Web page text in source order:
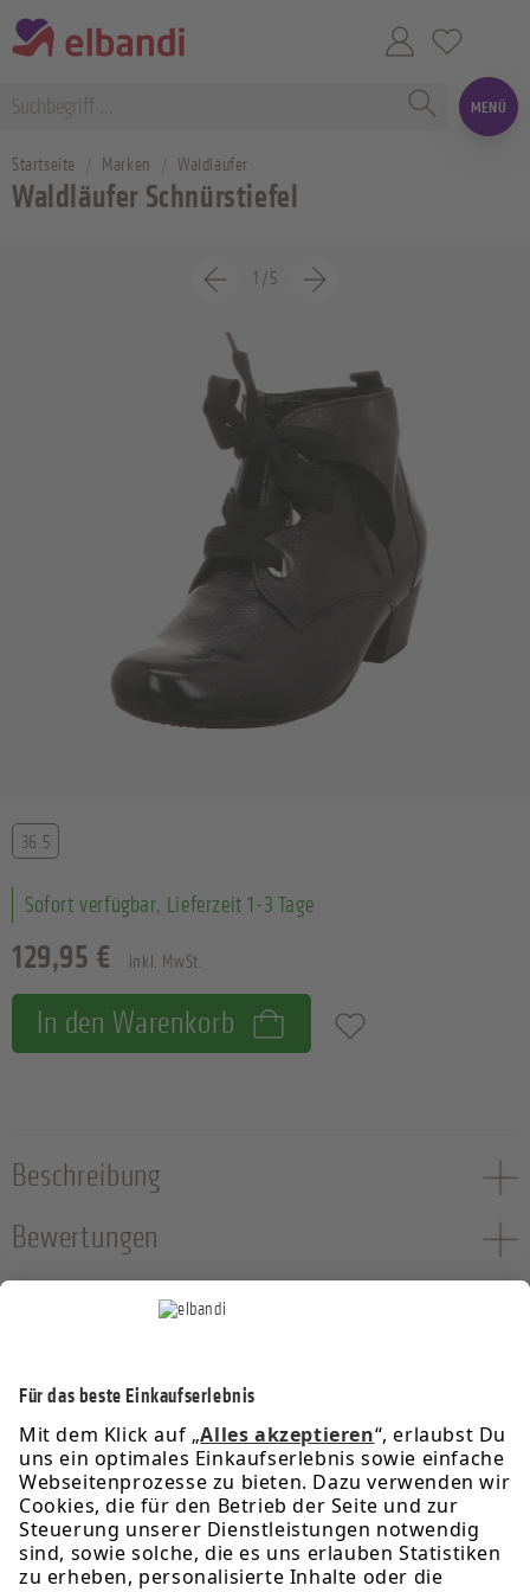
MENÜ
Startseite Marken Waldläufer
Waldläufer Schnürstiefel
1 /5
129,95 € inkl. MwSt.
Sofort verfügbar, Lieferzeit 1-3 Tage
Größe
36.5
In den Warenkorb Zum Merkzettel hinzufügen
Beschreibung
Bewertungen
Service-Hotline
Informationen
Rechtliches
Über uns